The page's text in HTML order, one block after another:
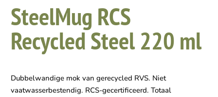
SteelMug RCS
Recycled Steel 220 ml
Dubbelwandige mok van gerecycled RVS. Niet
vaatwasserbestendig. RCS-gecertificeerd. Totaal